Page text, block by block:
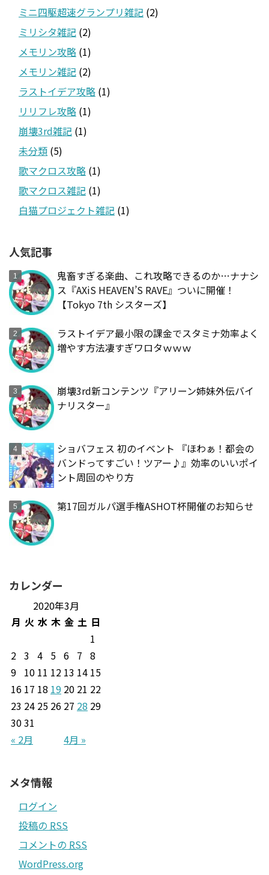
ミニ四駆超速グランプリ雑記 (2)
ミリシタ雑記 (2)
メモリン攻略 (1)
メモリン雑記 (2)
ラストイデア攻略 (1)
リリフレ攻略 (1)
崩壊3rd雑記 (1)
未分類 (5)
歌マクロス攻略 (1)
歌マクロス雑記 (1)
白猫プロジェクト雑記 (1)
人気記事
鬼畜すぎる楽曲、これ攻略できるのか…ナナシ
ス『AXiS HEAVEN’S RAVE』ついに開催！
【Tokyo 7th シスターズ】
ラストイデア最小限の課金でスタミナ効率よく
増やす方法凄すぎワロタｗｗｗ
崩壊3rd新コンテンツ『アリーン姉妹外伝バイ
ナリスター』
ショバフェス 初のイベント 『ほわぁ！都会の
バンドってすごい！ツアー♪』効率のいいポイ
ント周回のやり方
第17回ガルパ選手権ASHOT杯開催のお知らせ
カレンダー
2020年3月
月 火 水 木 金 土 日
« 2月 4月 »
1
2 3 4 5 6 7 8
9 10 11 12 13 14 15
16 17 18 19 20 21 22
23 24 25 26 27 28 29
3031
メタ情報
ログイン
投稿の RSS
コメントの RSS
WordPress.org